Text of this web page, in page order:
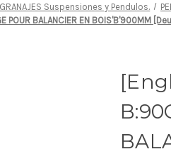
Suspensiones y Pendulos.
POUR BALANCIER EN BOIS'B'900MM